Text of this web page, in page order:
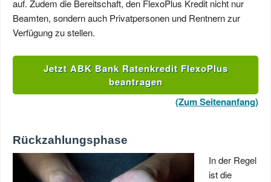
auf. Zudem die Bereitschaft, den FlexoPlus Kredit nicht nur
Beamten, sondern auch Privatpersonen und Rentnern zur
Verfügung zu stellen.
Jetzt ABK Bank Ratenkredit FlexoPlus
beantragen
(Zum Seitenanfang)
Rückzahlungsphase
In der Regel
ist die